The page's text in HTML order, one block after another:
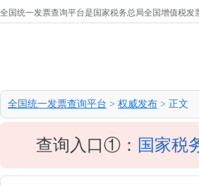
全国统一发票查询平台是国家税务总局全国增值税
全国统一发票查询平台 > 权威发布 > 正文
查询入口①： 国家税